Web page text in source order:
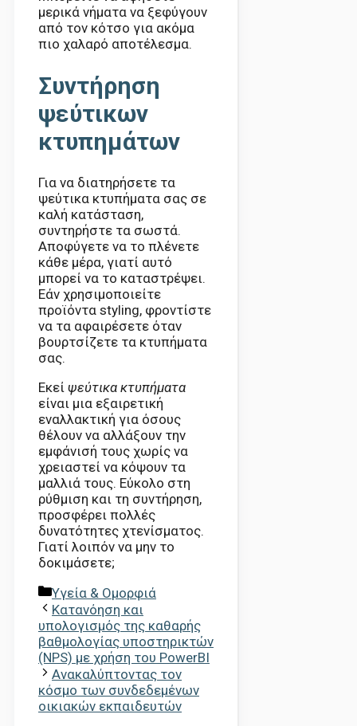
μερικά νήματα να ξεφύγουν
από τον κότσο για ακόμα
πιο χαλαρό αποτέλεσμα.
Συντήρηση
ψεύτικων
κτυπημάτων
Για να διατηρήσετε τα
ψεύτικα κτυπήματα σας σε
καλή κατάσταση,
συντηρήστε τα σωστά.
Αποφύγετε να το πλένετε
κάθε μέρα, γιατί αυτό
μπορεί να το καταστρέψει.
Εάν χρησιμοποιείτε
προϊόντα styling, φροντίστε
να τα αφαιρέσετε όταν
βουρτσίζετε τα κτυπήματα
σας.
Εκεί ψεύτικα κτυπήματα
είναι μια εξαιρετική
εναλλακτική για όσους
θέλουν να αλλάξουν την
εμφάνισή τους χωρίς να
χρειαστεί να κόψουν τα
μαλλιά τους. Εύκολο στη
ρύθμιση και τη συντήρηση,
προσφέρει πολλές
δυνατότητες χτενίσματος.
Γιατί λοιπόν να μην το
δοκιμάσετε;
Κατηγορίες
Υγεία & Ομορφιά
Κατανόηση και
υπολογισμός της καθαρής
βαθμολογίας υποστηρικτών
(NPS) με χρήση του PowerBI
Ανακαλύπτοντας τον
κόσμο των συνδεδεμένων
οικιακών εκπαιδευτών